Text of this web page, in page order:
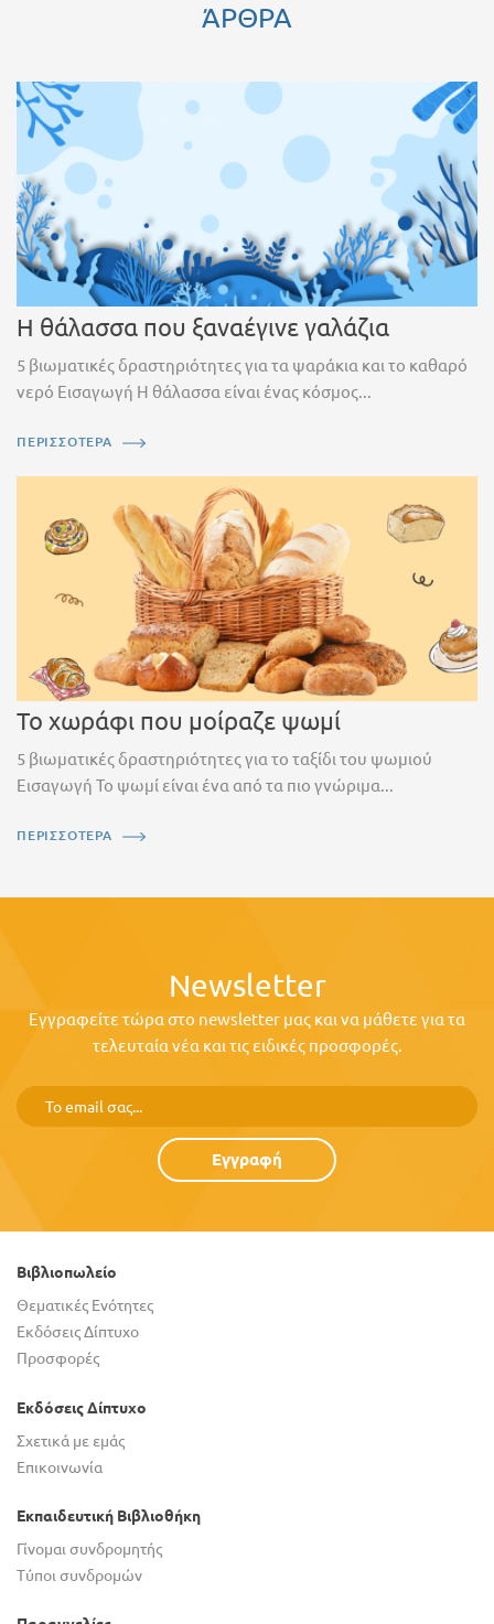
ΆΡΘΡΑ
Η θάλασσα που ξαναέγινε γαλάζια
5 βιωματικές δραστηριότητες για τα ψαράκια και το καθαρό
νερό Εισαγωγή Η θάλασσα είναι ένας κόσμος...
ΠΕΡΙΣΣΟΤΕΡΑ
Το χωράφι που μοίραζε ψωμί
5 βιωματικές δραστηριότητες για το ταξίδι του ψωμιού
Εισαγωγή Το ψωμί είναι ένα από τα πιο γνώριμα...
ΠΕΡΙΣΣΟΤΕΡΑ
Newsletter
Εγγραφείτε τώρα στο newsletter μας και να μάθετε για τα
τελευταία νέα και τις ειδικές προσφορές.
Εγγραφή
Βιβλιοπωλείο
Θεματικές Ενότητες
Εκδόσεις Δίπτυχο
Προσφορές
Εκδόσεις Δίπτυχο
Σχετικά με εμάς
Επικοινωνία
Εκπαιδευτική Βιβλιοθήκη
Γίνομαι συνδρομητής
Τύποι συνδρομών